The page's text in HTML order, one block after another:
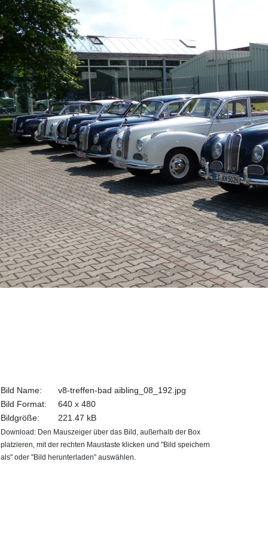
Bild Name:
v8-treffen-bad aibling_08_192.jpg
Bild Format:
640 x 480
Bildgröße:
221.47 kB
Download: Den Mauszeiger über das Bild, außerhalb der Box
platzieren, mit der rechten Maustaste klicken und "Bild speichern
als" oder "Bild herunterladen" auswählen.